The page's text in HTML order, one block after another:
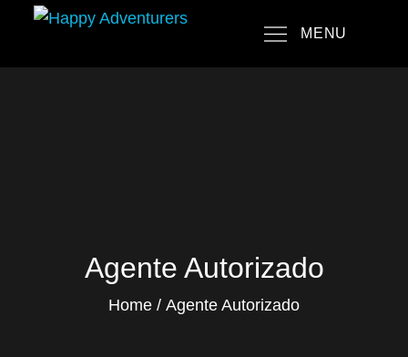
content
MENU
Agente Autorizado
Home Agente Autorizado